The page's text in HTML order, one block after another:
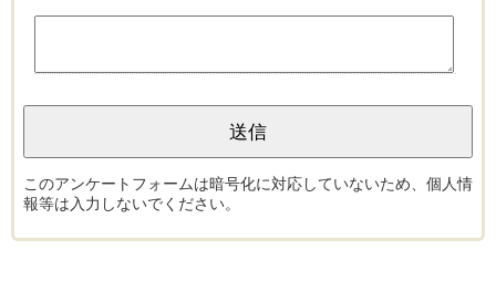
このアンケートフォームは暗号化に対応していないため、個人情
報等は入力しないでください。